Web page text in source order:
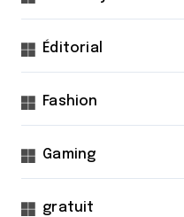
Éditorial
Fashion
Gaming
gratuit